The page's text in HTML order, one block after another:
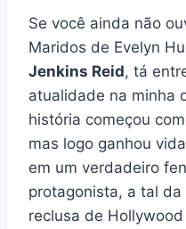
Se você ainda não
Maridos de Evelyn
Jenkins Reid, tá
atualidade na minha
história começou
mas logo ganhou
em um verdadeiro
protagonista, a tal
reclusa de